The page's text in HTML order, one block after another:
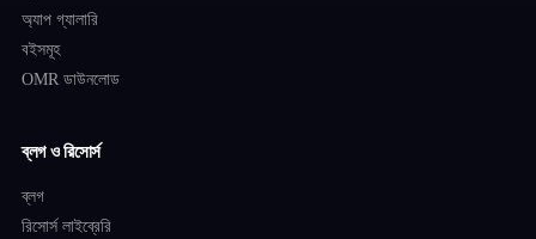
অ্যাপ গ্যালারি
বইসমূহ
OMR ডাউনলোড
ব্লগ ও রিসোর্স
ব্লগ
রিসোর্স লাইব্রেরি